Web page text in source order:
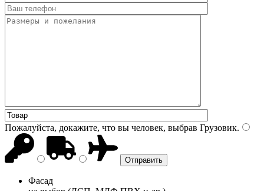
Пожалуйста, докажите, что вы человек, выбрав Грузовик.
Фасад